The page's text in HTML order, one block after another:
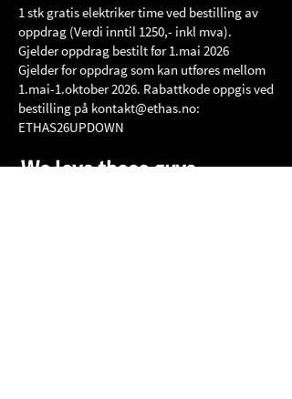
1 stk gratis elektriker time ved bestilling av
oppdrag (Verdi inntil 1250,- inkl mva).
Gjelder oppdrag bestilt før 1.mai 2026
Gjelder for oppdrag som kan utføres mellom
1.mai-1.oktober 2026. Rabattkode oppgis ved
bestilling på kontakt@ethas.no:
ETHAS26UPDOWN
We love these guys: